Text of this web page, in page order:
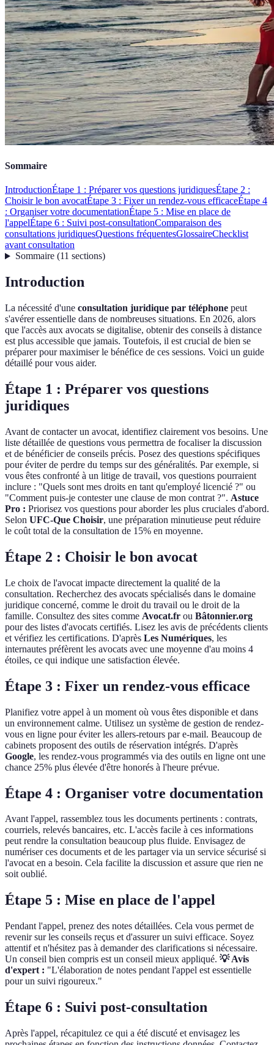
Sommaire
IntroductionÉtape 1 : Préparer vos questions juridiquesÉtape 2 :
Choisir le bon avocatÉtape 3 : Fixer un rendez-vous efficaceÉtape 4
: Organiser votre documentationÉtape 5 : Mise en place de
l'appelÉtape 6 : Suivi post-consultationComparaison des
consultations juridiquesQuestions fréquentesGlossaireChecklist
avant consultation
Sommaire(11 sections)
Introduction
La nécessité d'une consultation juridique par téléphone peut
s'avérer essentielle dans de nombreuses situations. En 2026, alors
que l'accès aux avocats se digitalise, obtenir des conseils à distance
est plus accessible que jamais. Toutefois, il est crucial de bien se
préparer pour maximiser le bénéfice de ces sessions. Voici un guide
détaillé pour vous aider.
Étape 1 : Préparer vos questions
juridiques
Avant de contacter un avocat, identifiez clairement vos besoins. Une
liste détaillée de questions vous permettra de focaliser la discussion
et de bénéficier de conseils précis. Posez des questions spécifiques
pour éviter de perdre du temps sur des généralités. Par exemple, si
vous êtes confronté à un litige de travail, vos questions pourraient
inclure : "Quels sont mes droits en tant qu'employé licencié ?" ou
"Comment puis-je contester une clause de mon contrat ?". Astuce
Pro : Priorisez vos questions pour aborder les plus cruciales d'abord.
Selon UFC-Que Choisir, une préparation minutieuse peut réduire
le coût total de la consultation de 15% en moyenne.
Étape 2 : Choisir le bon avocat
Le choix de l'avocat impacte directement la qualité de la
consultation. Recherchez des avocats spécialisés dans le domaine
juridique concerné, comme le droit du travail ou le droit de la
famille. Consultez des sites comme Avocat.fr ou Bâtonnier.org
pour des listes d'avocats certifiés. Lisez les avis de précédents clients
et vérifiez les certifications. D'après Les Numériques, les
internautes préfèrent les avocats avec une moyenne d'au moins 4
étoiles, ce qui indique une satisfaction élevée.
Étape 3 : Fixer un rendez-vous efficace
Planifiez votre appel à un moment où vous êtes disponible et dans
un environnement calme. Utilisez un système de gestion de rendez-
vous en ligne pour éviter les allers-retours par e-mail. Beaucoup de
cabinets proposent des outils de réservation intégrés. D'après
Google, les rendez-vous programmés via des outils en ligne ont une
chance 25% plus élevée d'être honorés à l'heure prévue.
Étape 4 : Organiser votre documentation
Avant l'appel, rassemblez tous les documents pertinents : contrats,
courriels, relevés bancaires, etc. L'accès facile à ces informations
peut rendre la consultation beaucoup plus fluide. Envisagez de
numériser ces documents et de les partager via un service sécurisé si
l'avocat en a besoin. Cela facilite la discussion et assure que rien ne
soit oublié.
Étape 5 : Mise en place de l'appel
Pendant l'appel, prenez des notes détaillées. Cela vous permet de
revenir sur les conseils reçus et d'assurer un suivi efficace. Soyez
attentif et n'hésitez pas à demander des clarifications si nécessaire.
Un conseil bien compris est un conseil mieux appliqué. 💡 Avis
d'expert : "L'élaboration de notes pendant l'appel est essentielle
pour un suivi rigoureux."
Étape 6 : Suivi post-consultation
Après l'appel, récapitulez ce qui a été discuté et envisagez les